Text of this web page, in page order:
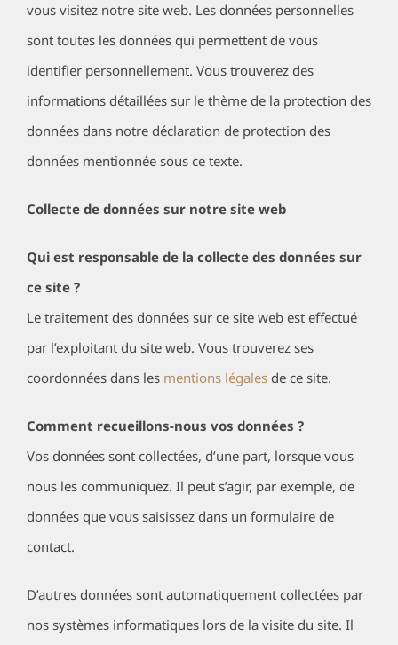
vous visitez notre site web. Les données personnelles
sont toutes les données qui permettent de vous
identifier personnellement. Vous trouverez des
informations détaillées sur le thème de la protection des
données dans notre déclaration de protection des
données mentionnée sous ce texte.
Collecte de données sur notre site web
Qui est responsable de la collecte des données sur
ce site ?
Le traitement des données sur ce site web est effectué
par l’exploitant du site web. Vous trouverez ses
coordonnées dans les mentions légalesde ce site.
Comment recueillons-nous vos données ?
Vos données sont collectées, d’une part, lorsque vous
nous les communiquez. Il peut s’agir, par exemple, de
données que vous saisissez dans un formulaire de
contact.
D’autres données sont automatiquement collectées par
nos systèmes informatiques lors de la visite du site. Il